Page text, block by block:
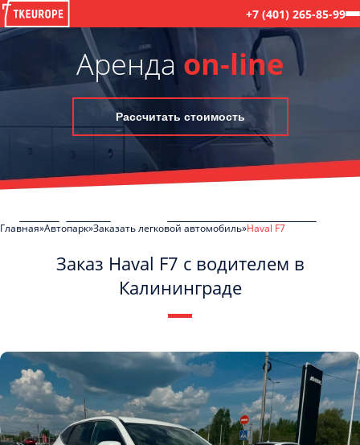
+7 (401) 265-85-99
Аренда on-line
Рассчитать стоимость
Главная Автопарк Заказать легковой автомобиль Haval F7
Заказ Haval F7 с водителем в
Калининграде
Политикой конфиденциальности
ознакомлен(а), даю согласие на